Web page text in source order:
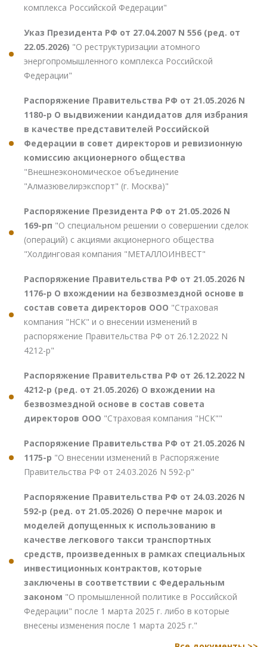
комплекса Российской Федерации"
Указ Президента РФ от 27.04.2007 N 556 (ред. от
22.05.2026) "О реструктуризации атомного
энергопромышленного комплекса Российской
Федерации"
Распоряжение Правительства РФ от 21.05.2026 N
1180-р О выдвижении кандидатов для избрания
в качестве представителей Российской
Федерации в совет директоров и ревизионную
комиссию акционерного общества
"Внешнеэкономическое объединение
"Алмазювелирэкспорт" (г. Москва)"
Распоряжение Президента РФ от 21.05.2026 N
169-рп "О специальном решении о совершении сделок
(операций) с акциями акционерного общества
"Холдинговая компания "МЕТАЛЛОИНВЕСТ"
Распоряжение Правительства РФ от 21.05.2026 N
1176-р О вхождении на безвозмездной основе в
состав совета директоров ООО "Страховая
компания "НСК" и о внесении изменений в
распоряжение Правительства РФ от 26.12.2022 N
4212-р"
Распоряжение Правительства РФ от 26.12.2022 N
4212-р (ред. от 21.05.2026) О вхождении на
безвозмездной основе в состав совета
директоров ООО "Страховая компания "НСК""
Распоряжение Правительства РФ от 21.05.2026 N
1175-р "О внесении изменений в Распоряжение
Правительства РФ от 24.03.2026 N 592-р"
Распоряжение Правительства РФ от 24.03.2026 N
592-р (ред. от 21.05.2026) О перечне марок и
моделей допущенных к использованию в
качестве легкового такси транспортных
средств, произведенных в рамках специальных
инвестиционных контрактов, которые
заключены в соответствии с Федеральным
законом "О промышленной политике в Российской
Федерации" после 1 марта 2025 г. либо в которые
внесены изменения после 1 марта 2025 г."